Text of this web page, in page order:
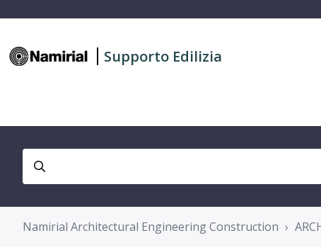
Supporto Edilizia
Namirial Architectural Engineering Construction